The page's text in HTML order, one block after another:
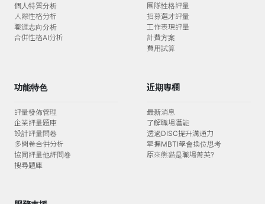
個人特質分析
人際性格分析
職涯志向分析
合併性格AI分析
團隊性格評量
招募選才評量
工作表現評量
計費方案
費用試算
功能特色
評量發佈管理
企業評量題庫
設計評量問卷
多問卷合併分析
協同評量他評問卷
搜尋題庫
近期專欄
最新消息
了解職場潛能
透過DISC提升溝通力
掌握MBTI學會換位思考
原來熊貓是職場菁英?